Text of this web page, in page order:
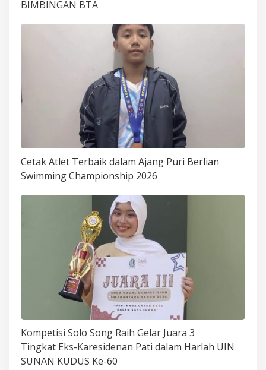
BIMBINGAN BTA
Cetak Atlet Terbaik dalam Ajang Puri Berlian
Swimming Championship 2026
Kompetisi Solo Song Raih Gelar Juara 3
Tingkat Eks-Karesidenan Pati dalam Harlah UIN
SUNAN KUDUS Ke-60